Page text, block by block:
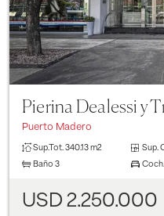
Pierina Dealessi y
Puerto Madero
Sup.Tot. 340.13 m2 Sup.
Baño 3 Coch.
USD 2.250.000